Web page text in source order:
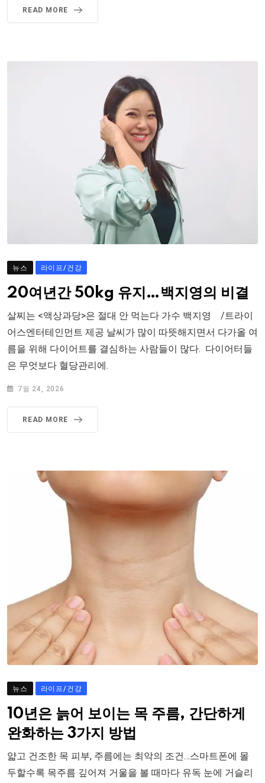
READ MORE
뉴스 라이프/건강
20여년간 50kg 유지…백지영의 비결
살찌는 <액상과당>은 절대 안 먹는다 가수 백지영 /트라이
어스엔터테인먼트 제공 날씨가 많이 따뜻해지면서 다가올 여
름을 위해 다이어트를 결심하는 사람들이 많다. 다이어터들
은 무엇보다 혈당관리에.
7월 24, 2026
READ MORE
뉴스 라이프/건강
10년은 늙어 보이는 목 주름, 간단하게
완화하는 3가지 방법
얇고 건조한 목 피부, 주름에는 최악의 조건…스마트폰에 몰
두할수록 목주름 깊어져 거울을 볼 때마다 유독 눈에 거슬리